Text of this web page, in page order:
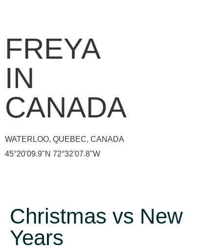
FREYA
IN
CANADA
WATERLOO, QUEBEC, CANADA
45°20'09.9"N 72°32'07.8"W
Christmas vs New
Years